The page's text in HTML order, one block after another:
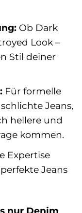
Ob Dark
Look –
Stil deiner
Für formelle
Jeans,
hellere und
kommen.
Expertise
Jeans
nur Denim